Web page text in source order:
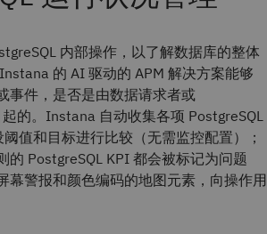
内部操作，以了解数据库的整体
的 AI 驱动的 APM 解决方案能够
事件，是否是由数据请求者或
的。Instana 自动收集各项 PostgreSQL
值和目标进行比较（无需监控配置）；
的 PostgreSQL KPI 都会被标记为问题
幕警报和颜色编码的地图元素，向操作用